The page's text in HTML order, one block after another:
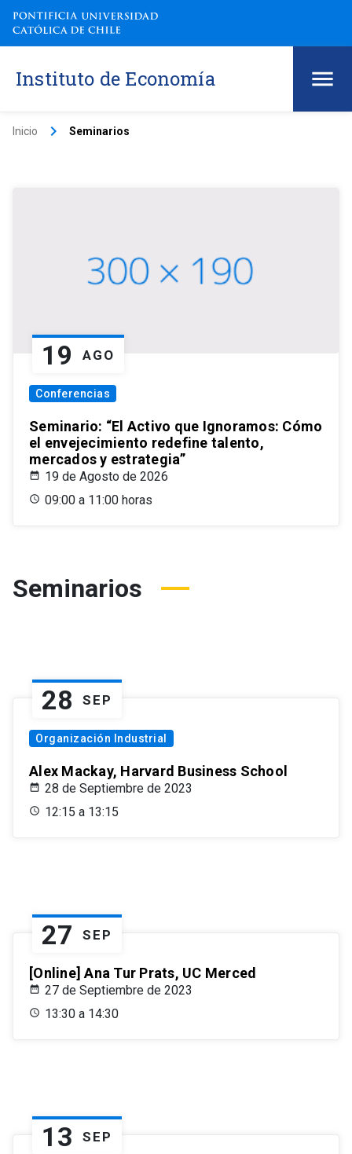
Instituto de Economía
Inicio keyboard_arrow_right Seminarios
19 AGO
Conferencias
Seminario: “El Activo que Ignoramos: Cómo
el envejecimiento redefine talento,
mercados y estrategia”
19 de Agosto de 2026
09:00 a 11:00 horas
Seminarios
28 SEP
Organización Industrial
Alex Mackay, Harvard Business School
28 de Septiembre de 2023
12:15 a 13:15
27 SEP
[Online] Ana Tur Prats, UC Merced
27 de Septiembre de 2023
13:30 a 14:30
13 SEP